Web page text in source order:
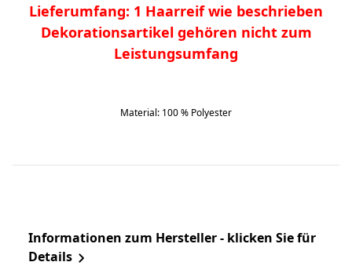
Lieferumfang: 1 Haarreif wie beschrieben
Dekorationsartikel gehören nicht zum
Leistungsumfang
Material: 100 % Polyester
Informationen zum Hersteller - klicken Sie für
Details